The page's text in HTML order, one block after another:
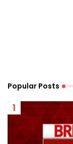
Popular Posts